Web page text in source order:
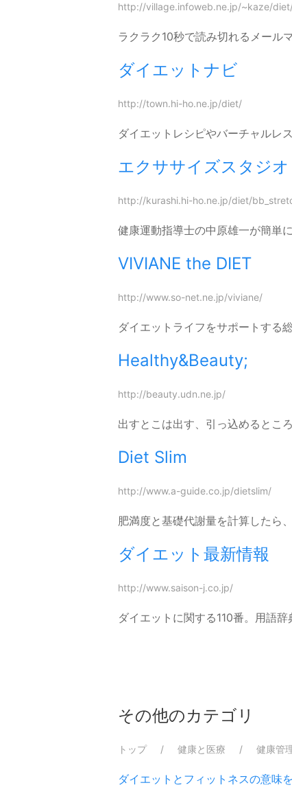
http://village.infoweb.ne.jp/~kaze/
ラクラク10秒で読み切れるメール
ダイエットナビ
http://town.hi-ho.ne.jp/diet/
ダイエットレシピやバーチャルレ
エクササイズスタジオ
http://kurashi.hi-ho.ne.jp/diet/
健康運動指導士の中原雄一が簡単
VIVIANE the DIET
http://www.so-net.ne.jp/viviane/
ダイエットライフをサポートする
Healthy&Beauty;
http://beauty.udn.ne.jp/
出すとこは出す、引っ込めるとこ
Diet Slim
http://www.a-guide.co.jp/dietslim/
肥満度と基礎代謝量を計算した
ダイエット最新情報
http://www.saison-j.co.jp/
ダイエットに関する110番。用語
その他のカテゴリ
トップ 健康と医療 健康管
ダイエットとフィットネスの意味